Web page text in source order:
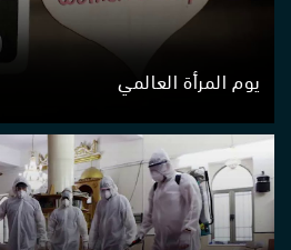
يوم المرأة العالمي